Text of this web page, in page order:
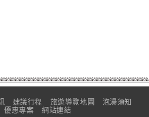
建議行程 旅遊導覽地圖
泡湯須知
優惠專案 網站連結